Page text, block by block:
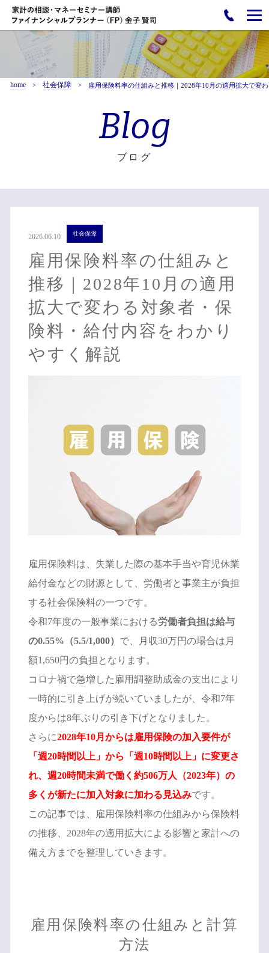
home 社会保障 雇用保険料率の仕組みと推移｜2028年10月の適用拡大で変
Blog
ブログ
2026.06.10 社会保障
雇用保険料率の仕組みと
推移｜2028年10月の適用
拡大で変わる対象者・保
険料・給付内容をわかり
やすく解説
雇用保険料は、失業した際の基本手当や育児休業
給付金などの財源として、労働者と事業主が負担
する社会保険料の一つです。
令和7年度の一般事業における労働者負担は給与
の0.55%（5.5/1,000） で、月収30万円の場合は月
額1,650円の負担となります。
コロナ禍で急増した雇用調整助成金の支出により
一時的に引き上げが続いていましたが、令和7年
度からは8年ぶりの引き下げとなりました。
さらに2028年10月からは雇用保険の加入要件が
「週20時間以上」から「週10時間以上」に変更さ
れ、週20時間未満で働く約506万人（2023年）の
多くが新たに加入対象に加わる見込みです。
この記事では、雇用保険料率の仕組みから保険料
の推移、2028年の適用拡大による影響と家計への
備え方までを整理していきます。
雇用保険料率の仕組みと計算
方法